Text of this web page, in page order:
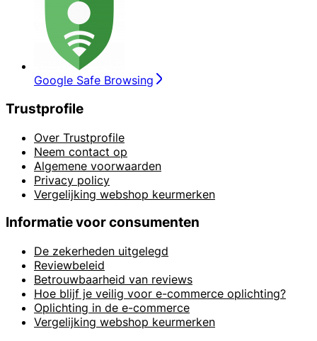
Google Safe Browsing
Trustprofile
Over Trustprofile
Neem contact op
Algemene voorwaarden
Privacy policy
Vergelijking webshop keurmerken
Informatie voor consumenten
De zekerheden uitgelegd
Reviewbeleid
Betrouwbaarheid van reviews
Hoe blijf je veilig voor e-commerce oplichting?
Oplichting in de e-commerce
Vergelijking webshop keurmerken